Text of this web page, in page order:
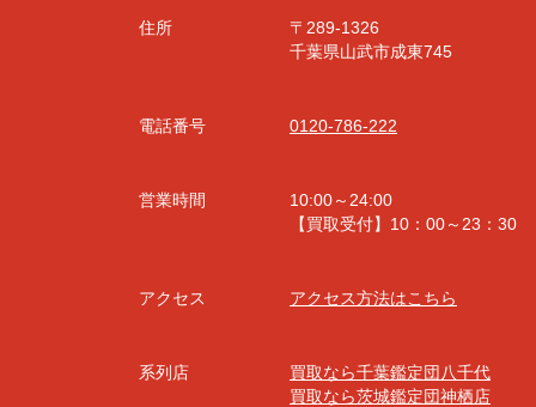
住所
〒289-1326
千葉県山武市成東745
電話番号 0120-786-222
営業時間
10:00～24:00
【買取受付】10：00～23：30
アクセス アクセス方法はこちら
系列店
買取なら千葉鑑定団八千代
買取なら茨城鑑定団神栖店